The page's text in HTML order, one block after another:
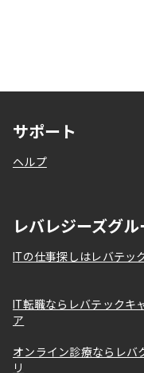
サポート
ヘルプ
レバレジーズグ
ITの仕事探しはレバテッ
IT転職ならレバテックキ
ア
オンライン診療ならレバ
リ